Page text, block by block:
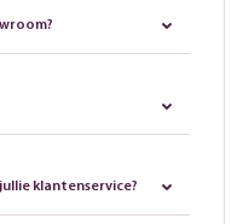
klantenservice?